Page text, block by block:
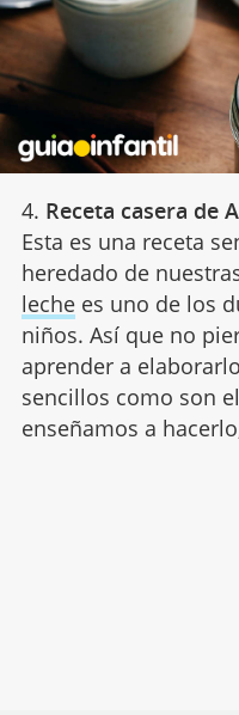
4. Receta casera de
Esta es una receta
heredado de
lechees uno de los
niños. Así que no
aprender a
sencillos como son
enseñamos a